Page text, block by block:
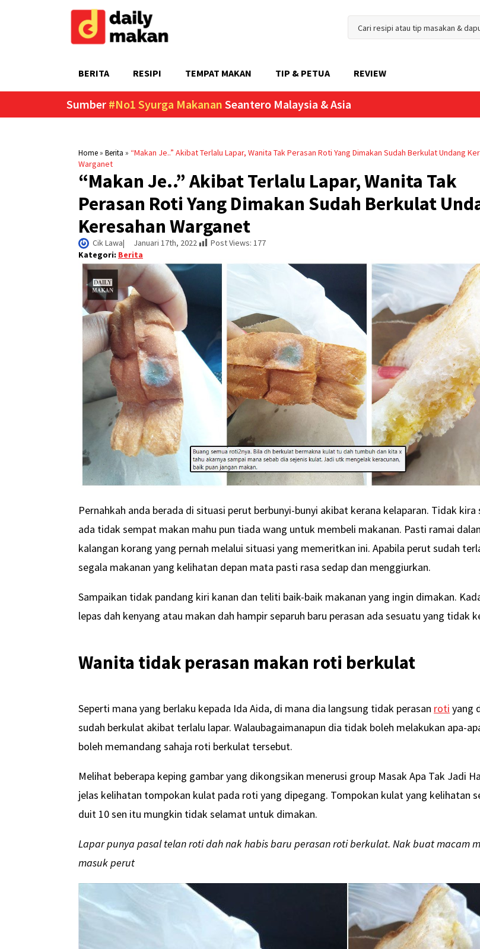
BERITA RESIPI TEMPAT MAKAN TIP & PETUA REVIEW
Sumber #No1 Syurga Makanan Seantero Malaysia & Asia
Home» Berita » “Makan Je..” Akibat Terlalu Lapar, Wanita Tak Perasan Roti Yang Dimakan Sudah Berkulat Undang
Warganet
“Makan Je..” Akibat Terlalu Lapar, Wanita Tak
Perasan Roti Yang Dimakan Sudah Berkulat
Keresahan Warganet
Cik Lawa| Januari 17th, 2022 Post Views: 177
Kategori: Berita
Pernahkah anda berada di situasi perut berbunyi-bunyi akibat kerana kelaparan. Tidak kira
ada tidak sempat makan mahu pun tiada wang untuk membeli makanan. Pasti ramai
kalangan korang yang pernah melalui situasi yang memeritkan ini. Apabila perut sudah
segala makanan yang kelihatan depan mata pasti rasa sedap dan menggiurkan.
Sampaikan tidak pandang kiri kanan dan teliti baik-baik makanan yang ingin dimakan.
lepas dah kenyang atau makan dah hampir separuh baru perasan ada sesuatu yang tidak
Wanita tidak perasan makan roti berkulat
Seperti mana yang berlaku kepada Ida Aida, di mana dia langsung tidak perasan roti yang
sudah berkulat akibat terlalu lapar. Walaubagaimanapun dia tidak boleh melakukan apa-
boleh memandang sahaja roti berkulat tersebut.
Melihat beberapa keping gambar yang dikongsikan menerusi group Masak Apa Tak Jadi
jelas kelihatan tompokan kulat pada roti yang dipegang. Tompokan kulat yang kelihatan
duit 10 sen itu mungkin tidak selamat untuk dimakan.
Lapar punya pasal telan roti dah nak habis baru perasan roti berkulat. Nak buat macam
masuk perut